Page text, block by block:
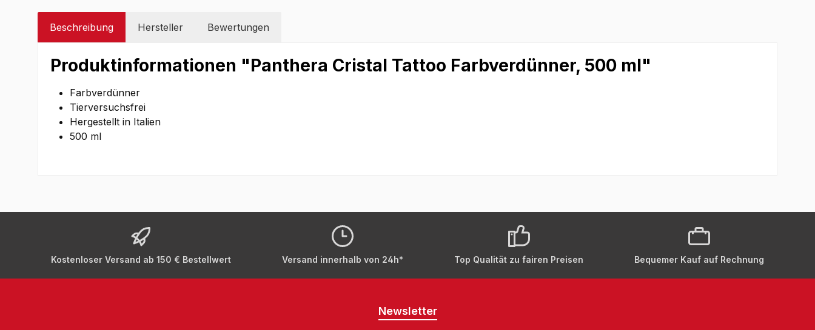
Beschreibung Hersteller Bewertungen
Produktinformationen "Panthera Cristal Tattoo Farbverdünner, 500 ml"
Farbverdünner
Tierversuchsfrei
Hergestellt in Italien
500 ml
Kostenloser Versand ab 150 € Bestellwert Versand innerhalb von 24h* Top Qualität zu fairen Preisen Bequemer Kauf auf Rechnung
Newsletter